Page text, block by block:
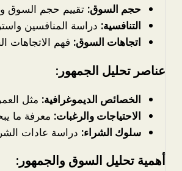
حجم السوق: تقييم حجم السوق
التنافسية: دراسة المنافسين
اتجاهات السوق: فهم الاتجاهات
عناصر تحليل الجمهور:
الخصائص الديموغرافية: مثل
الاحتياجات والرغبات: معرفة ما
سلوك الشراء: دراسة عادات
أهمية تحليل السوق والجمهور: